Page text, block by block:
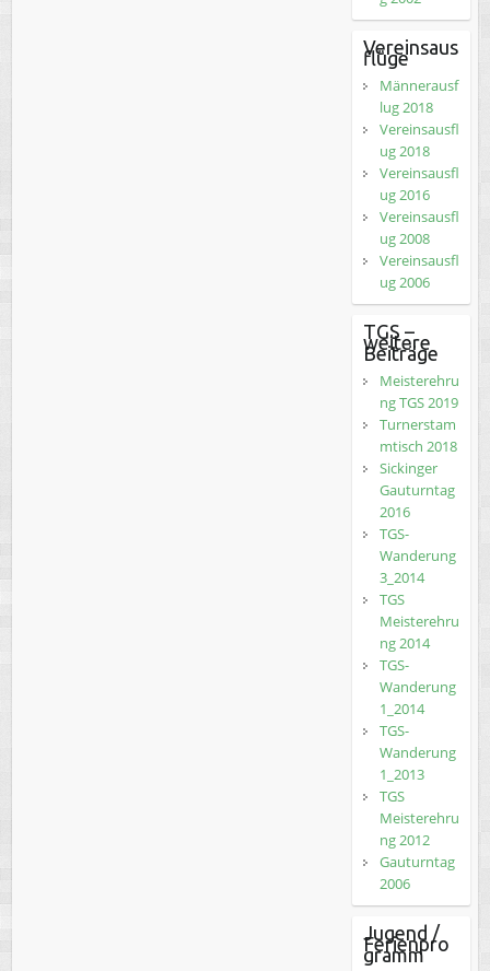
Vereinsaus
flüge
Männerausf
lug 2018
Vereinsausfl
ug 2018
Vereinsausfl
ug 2016
Vereinsausfl
ug 2008
Vereinsausfl
ug 2006
TGS –
weitere
Beiträge
Meisterehru
ng TGS 2019
Turnerstam
mtisch 2018
Sickinger
Gauturntag
2016
TGS-
Wanderung
3_2014
TGS
Meisterehru
ng 2014
TGS-
Wanderung
1_2014
TGS-
Wanderung
1_2013
TGS
Meisterehru
ng 2012
Gauturntag
2006
Jugend /
Ferienpro
gramm